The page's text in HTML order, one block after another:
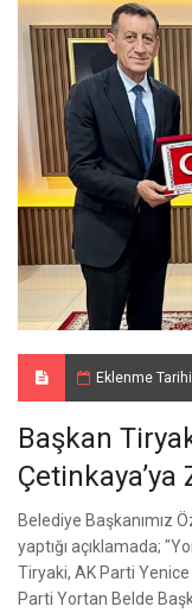
Eklenme
Başkan
Çetinkaya’ya
Belediye Başkanımız
yaptığı açıklamada;
Tiryaki, AK Parti Yenice
Parti Yortan Belde